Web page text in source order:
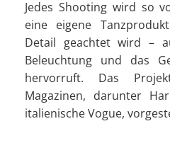
Jedes Shooting wird so
eine eigene
Detail geachtet wird –
Beleuchtung und das
hervorruft. Das
Magazinen, darunter
italienische Vogue,